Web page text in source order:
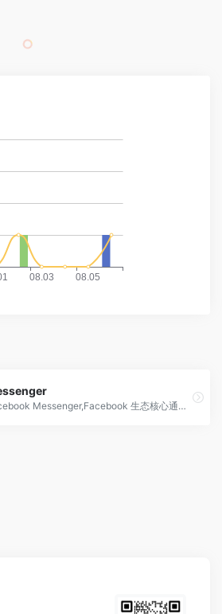
Facebook Messenger,Facebook 生态核心通讯工具